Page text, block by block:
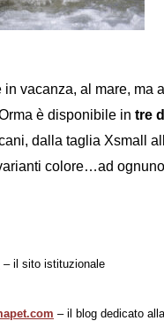
in vacanza, al mare,
è disponibile in tre
dalla taglia Xsmall
colore…ad
– il sito istituzionale
– il blog dedicato